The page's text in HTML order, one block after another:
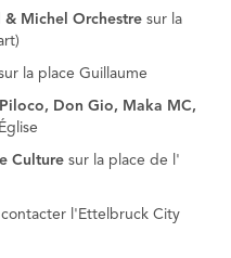
& Michel Orchestre sur la
la place Guillaume
Don Gio, Maka MC,
Culture sur la place de l'
l'Ettelbruck City